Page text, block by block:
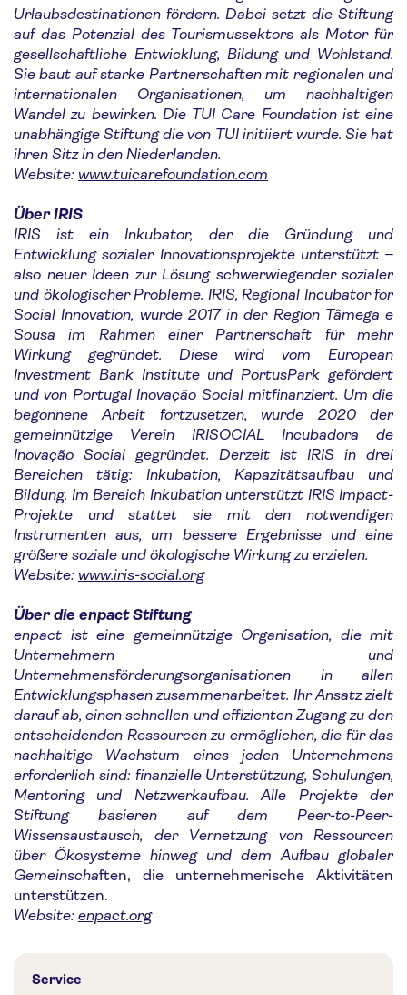
Urlaubsdestinationen fördern. Dabei setzt die Stiftung
auf das Potenzial des Tourismussektors als Motor für
gesellschaftliche Entwicklung, Bildung und Wohlstand.
Sie baut auf starke Partnerschaften mit regionalen und
internationalen Organisationen, um nachhaltigen
Wandel zu bewirken. Die TUI Care Foundation ist eine
unabhängige Stiftung die von TUI initiiert wurde. Sie hat
ihren Sitz in den Niederlanden.
Website: www.tuicarefoundation.com
Über IRIS
IRIS ist ein Inkubator, der die Gründung und
Entwicklung sozialer Innovationsprojekte unterstützt –
also neuer Ideen zur Lösung schwerwiegender sozialer
und ökologischer Probleme. IRIS, Regional Incubator for
Social Innovation, wurde 2017 in der Region Tâmega e
Sousa im Rahmen einer Partnerschaft für mehr
Wirkung gegründet. Diese wird vom European
Investment Bank Institute und PortusPark gefördert
und von Portugal Inovação Social mitfinanziert. Um die
begonnene Arbeit fortzusetzen, wurde 2020 der
gemeinnützige Verein IRISOCIAL Incubadora de
Inovação Social gegründet. Derzeit ist IRIS in drei
Bereichen tätig: Inkubation, Kapazitätsaufbau und
Bildung. Im Bereich Inkubation unterstützt IRIS Impact-
Projekte und stattet sie mit den notwendigen
Instrumenten aus, um bessere Ergebnisse und eine
größere soziale und ökologische Wirkung zu erzielen.
Website: www.iris-social.org
Über die enpact Stiftung
enpact ist eine gemeinnützige Organisation, die mit
Unternehmern und
Unternehmensförderungsorganisationen in allen
Entwicklungsphasen zusammenarbeitet. Ihr Ansatz zielt
darauf ab, einen schnellen und effizienten Zugang zu den
entscheidenden Ressourcen zu ermöglichen, die für das
nachhaltige Wachstum eines jeden Unternehmens
erforderlich sind: finanzielle Unterstützung, Schulungen,
Mentoring und Netzwerkaufbau. Alle Projekte der
Stiftung basieren auf dem Peer-to-Peer-
Wissensaustausch, der Vernetzung von Ressourcen
über Ökosysteme hinweg und dem Aufbau globaler
Gemeinschaften, die unternehmerische Aktivitäten
unterstützen.
Website: enpact.org
Service